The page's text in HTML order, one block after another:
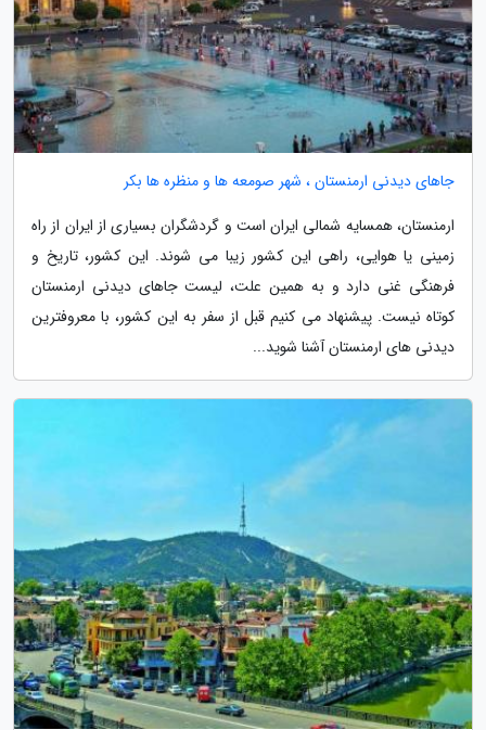
جاهای دیدنی ارمنستان ، شهر صومعه ها و منظره ها بکر
ارمنستان، همسایه شمالی ایران است و گردشگران بسیاری از ایران از راه
زمینی یا هوایی، راهی این کشور زیبا می شوند. این کشور، تاریخ و
فرهنگی غنی دارد و به همین علت، لیست جاهای دیدنی ارمنستان
کوتاه نیست. پیشنهاد می کنیم قبل از سفر به این کشور، با معروفترین
دیدنی های ارمنستان آشنا شوید...